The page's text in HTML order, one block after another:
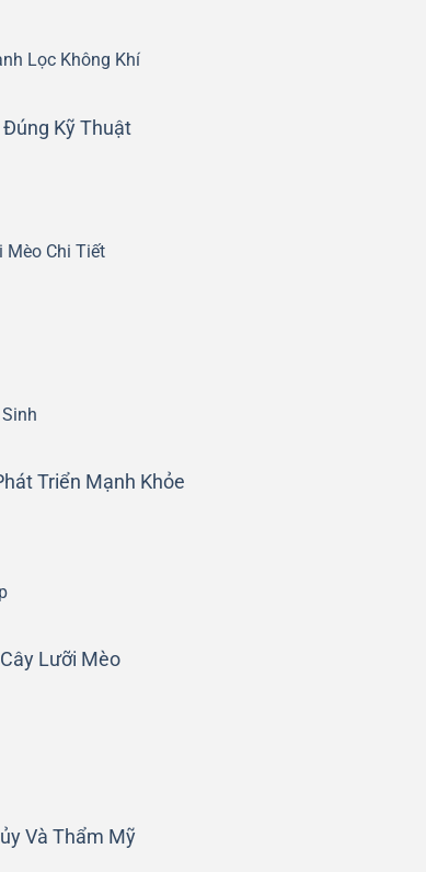
Lọc Không Khí
Kỹ Thuật
Mèo Chi Tiết
Triển Mạnh Khỏe
Lưỡi Mèo
Và Thẩm Mỹ